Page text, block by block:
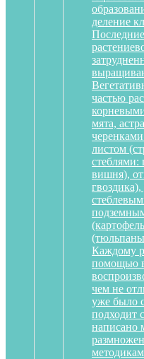
деление
частью
мята,
листом
стеблями:
вишня),
Каждому
помощью
чем не
уже было
подходит
написано